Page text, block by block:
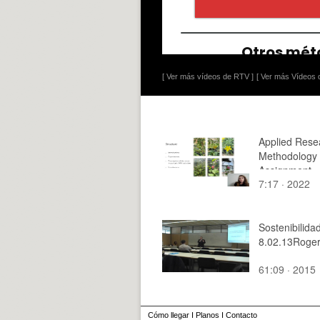
[ Ver más vídeos de RTV ] [ Ver más Vídeos
Applied
Methodology
Assignment
7:17 · 2022
61:09 · 2015
Cómo llegar I Planos I Contacto